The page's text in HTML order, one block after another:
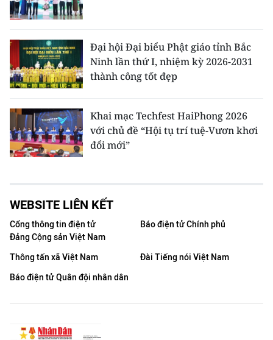
Đại hội Đại biểu Phật giáo tỉnh Bắc
Ninh lần thứ I, nhiệm kỳ 2026-2031
thành công tốt đẹp
Khai mạc Techfest HaiPhong 2026
với chủ đề “Hội tụ trí tuệ-Vươn khơi
đổi mới”
WEBSITE LIÊN KẾT
Cổng thông tin điện tử
Đảng Cộng sản Việt Nam
Báo điện tử Chính phủ
Thông tấn xã Việt Nam
Đài Tiếng nói Việt Nam
Báo điện tử Quân đội nhân dân